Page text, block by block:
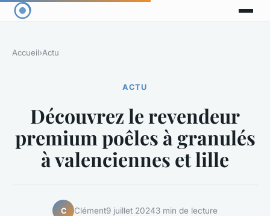
Accueil›Actu
ACTU
Découvrez le revendeur
premium poêles à granulés
à valenciennes et lille
C Clément9 juillet 20243 min de lecture